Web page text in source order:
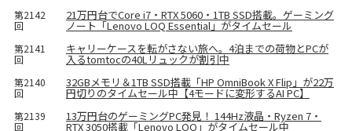
第2142
回
21万円台でCore i7・RTX 5060・1TB SSD搭載。ゲーミング
ノート「Lenovo LOQ Essential」がタイムセール
第2141
回
キャリーケースを転がさない旅へ。4泊までの荷物とPCが
入るtomtocの40Lリュックが割引中
第2140
回
32GBメモリ＆1TB SSD搭載「HP OmniBook X Flip」が22万
円切りのタイムセール中【4モードに変形するAI PC】
第2139
回
13万円台のゲーミングPC発見！ 144Hz液晶・Ryzen 7・
RTX 3050搭載「Lenovo LOQ」がタイムセール中